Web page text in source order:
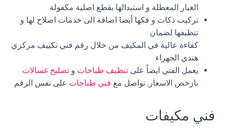
الغيار المعطلة و استبدالها بقطع اصلية مكفولة.
تركيب دكات و فكها أيضا اضافة الى خدمات اصلاح لها و
تنظيفها لضمان
كفاءة عالية في المكيف من خلال رقم فني تكييف مركزي
هندي الجهراء
يعمل الفني ايضاً على تنظيف طباخات و تصليح غسالات
بارخص الاسعار, تواصل مع فني طباخات على نفس الرقم.
فني مكيفات